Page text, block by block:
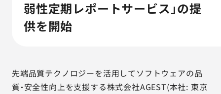
AGESTの強み
事例紹介
弱性定期レポートサービス」の提
供を開始
先端品質テクノロジーを活用してソフトウェアの品
質・安全性向上を支援する株式会社AGEST(本社: 東京